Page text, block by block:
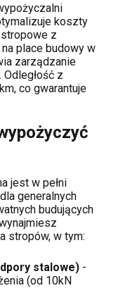
koszty
z
place budowy w
zarządzanie
Odległość z
co gwarantuje
jest w pełni
generalnych
budujących
stropów, w tym:
stalowe) -
(od 10kN